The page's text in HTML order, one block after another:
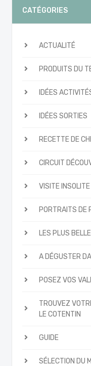
CATÉGORIES
ACTUALITÉ
PRODUITS DU
IDÉES
IDÉES SORTIES
RECETTE DE
CIRCUIT
VISITE INSOLITE
PORTRAITS DE
LES PLUS
A DÉGUSTER
POSEZ VOS
TROUVEZ
LE COTENTIN
GUIDE
SÉLECTION DU